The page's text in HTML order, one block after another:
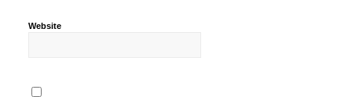
Website